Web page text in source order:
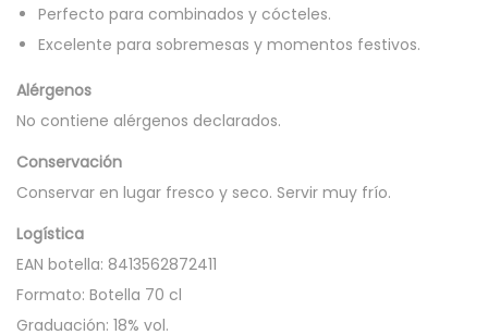
n
t
d
Perfecto para combinados y cócteles.
Excelente para sobremesas y momentos festivos.
Alérgenos
No contiene alérgenos declarados.
Conservación
Conservar en lugar fresco y seco. Servir muy frío.
Logística
EAN botella: 8413562872411
Formato: Botella 70 cl
Graduación: 18% vol.